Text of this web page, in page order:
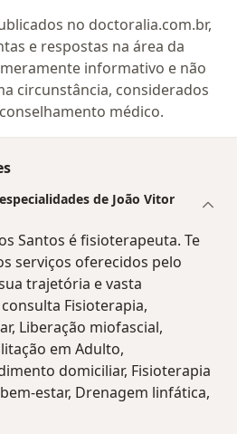
no doctoralia.com.br,
e respostas na área da
informativo e não
circunstância, considerados
médico.
de João Vitor
Santos é fisioterapeuta. Te
serviços oferecidos pelo
trajetória e vasta
Fisioterapia,
Liberação miofascial,
em Adulto,
domiciliar, Fisioterapia
estar, Drenagem linfática,